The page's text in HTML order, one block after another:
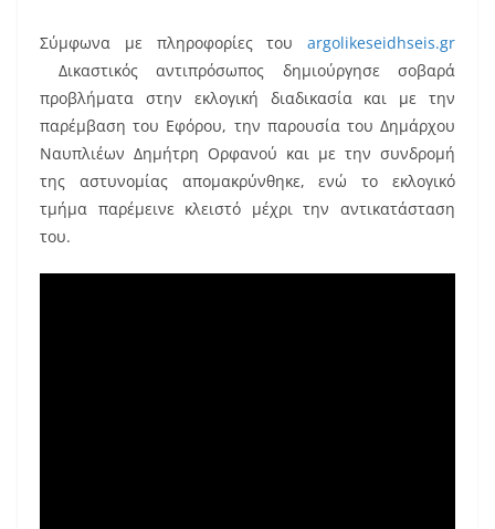
o
o
k
Σύμφωνα με πληροφορίες του argolikeseidhseis.gr
Δικαστικός αντιπρόσωπος δημιούργησε σοβαρά
προβλήματα στην εκλογική διαδικασία και με την
παρέμβαση του Εφόρου, την παρουσία του Δημάρχου
Ναυπλιέων Δημήτρη Ορφανού και με την συνδρομή
της αστυνομίας απομακρύνθηκε, ενώ το εκλογικό
τμήμα παρέμεινε κλειστό μέχρι την αντικατάσταση
του.